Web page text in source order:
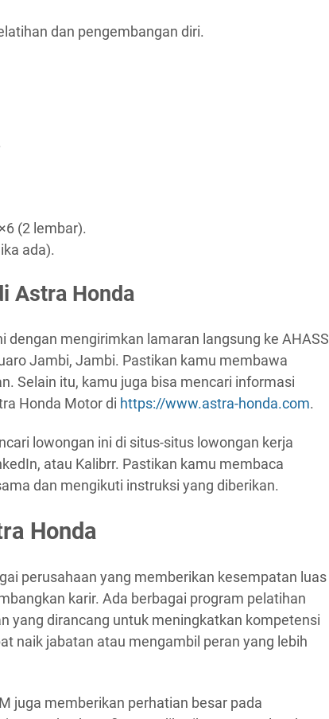
dan pengembangan diri.
(2 lembar).
ada).
Astra Honda
dengan mengirimkan lamaran langsung ke AHASS
Jambi, Jambi. Pastikan kamu membawa
Selain itu, kamu juga bisa mencari informasi
Honda Motor di https://www.astra-honda.com.
lowongan ini di situs-situs lowongan kerja
atau Kalibrr. Pastikan kamu membaca
dan mengikuti instruksi yang diberikan.
Honda
perusahaan yang memberikan kesempatan luas
karir. Ada berbagai program pelatihan
yang dirancang untuk meningkatkan kompetensi
naik jabatan atau mengambil peran yang lebih
juga memberikan perhatian besar pada